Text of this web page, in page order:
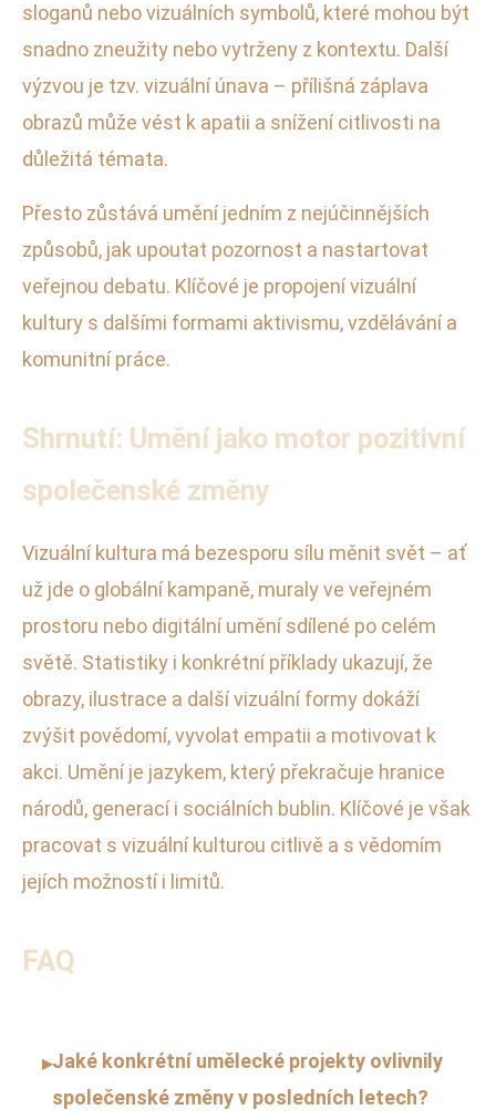
sloganů nebo vizuálních symbolů, které mohou být
snadno zneužity nebo vytrženy z kontextu. Další
výzvou je tzv. vizuální únava – přílišná záplava
obrazů může vést k apatii a snížení citlivosti na
důležitá témata.
Přesto zůstává umění jedním z nejúčinnějších
způsobů, jak upoutat pozornost a nastartovat
veřejnou debatu. Klíčové je propojení vizuální
kultury s dalšími formami aktivismu, vzdělávání a
komunitní práce.
Shrnutí: Umění jako motor pozitivní
společenské změny
Vizuální kultura má bezesporu sílu měnit svět – ať
už jde o globální kampaně, muraly ve veřejném
prostoru nebo digitální umění sdílené po celém
světě. Statistiky i konkrétní příklady ukazují, že
obrazy, ilustrace a další vizuální formy dokáží
zvýšit povědomí, vyvolat empatii a motivovat k
akci. Umění je jazykem, který překračuje hranice
národů, generací i sociálních bublin. Klíčové je však
pracovat s vizuální kulturou citlivě a s vědomím
jejích možností i limitů.
FAQ
▸Jaké konkrétní umělecké projekty ovlivnily
společenské změny v posledních letech?